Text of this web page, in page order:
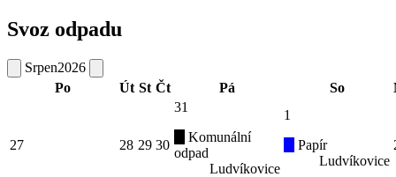
Svoz odpadu
Srpen2026
Po
Út St Čt Pá So
27 28 29 30
31
Komunální
odpad
Ludvíkovice
1
Papír
Ludvíkovice